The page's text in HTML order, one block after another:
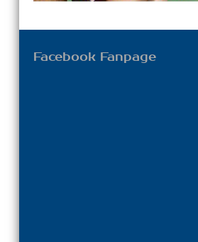
Facebook Fanpage